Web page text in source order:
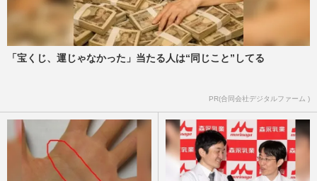
「宝くじ、運じゃなかった」当たる人は“同じこと”してる
PR(合同会社デジタルファーム )